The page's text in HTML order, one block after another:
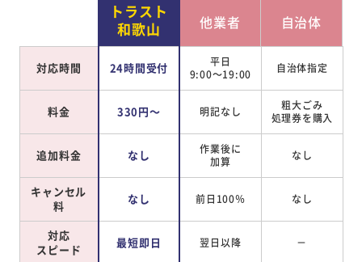
トラスト
和歌山
他業者 自治体
対応時間 24時間受付
平日
9:00～19:00
自治体指定
料金 330円～ 明記なし
粗大ごみ
処理券を購入
追加料金 なし
作業後に
加算
なし
キャンセル
料
なし 前日100％ なし
対応
スピード
最短即日 翌日以降 －